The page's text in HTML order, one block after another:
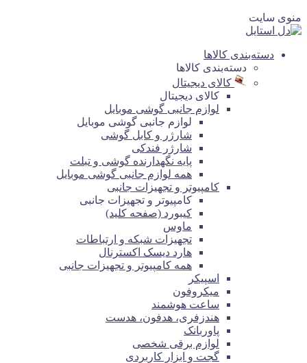
منوی سایت
دسته‌بندی کالاها
دسته‌بندی کالاها
کالای دیجیتال
کالای دیجیتال
لوازم جانبی گوشی موبایل
لوازم جانبی گوشی موبایل
شارژر و کابل گوشی
شارژر فندکی
پایه نگهدارنده گوشی و تبلت
همه لوازم جانبی گوشی موبایل
کامپیوتر و تجهیزات جانبی
کامپیوتر و تجهیزات جانبی
کیبورد (صفحه کلید)
ماوس
تجهیزات شبکه و ارتباطات
هارد دیسک اکسترنال
همه کامپیوتر و تجهیزات جانبی
اسپیکر
میکروفون
ساعت هوشمند
هندزفری، هدفون، هدست
پاوربانک
لوازم برقی شخصی
گجت و ابزار کاربردی